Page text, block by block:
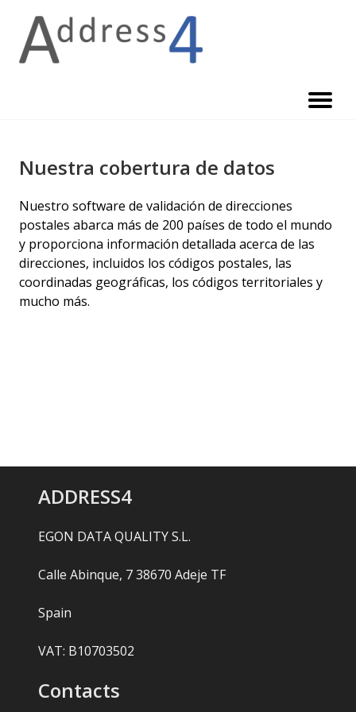
content
Nuestra cobertura de datos
Nuestro software de validación de direcciones
postales abarca más de 200 países de todo el mundo
y proporciona información detallada acerca de las
direcciones, incluidos los códigos postales, las
coordinadas geográficas, los códigos territoriales y
mucho más.
ADDRESS4
EGON DATA QUALITY S.L.
Calle Abinque, 7 38670 Adeje TF
Spain
VAT: B10703502
Contacts